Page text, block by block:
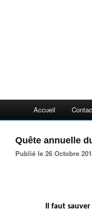
Accueil
Quête annuelle
Publié le 26 Octobre
Il faut